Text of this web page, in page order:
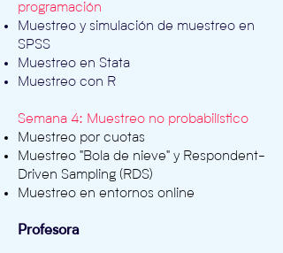
programación
Muestreo y simulación de muestreo en
SPSS
Muestreo en Stata
Muestreo con R
Semana 4: Muestreo no probabilístico
Muestreo por cuotas
Muestreo "Bola de nieve" y Respondent-
Driven Sampling (RDS)
Muestreo en entornos online
Profesora